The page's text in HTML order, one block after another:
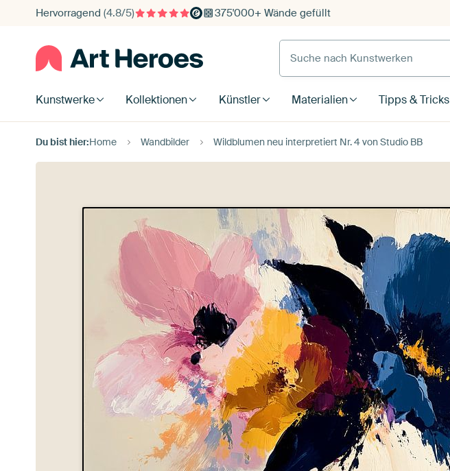
Hervorragend (4.8/5) 375'000+ Wände gefüllt
Suche nach Kunstwerken
Kunstwerke Kollektionen Künstler Materialien Tipps & Tricks
Du bist hier:Home Wandbilder Wildblumen neu interpretiert Nr. 4 von Studio BB